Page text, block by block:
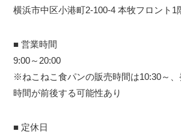
横浜市中区小港町2-100-4 本牧フロント1
■ 営業時間
9:00～20:00
※ねこねこ食パンの販売時間は10:30～
時間が前後する可能性あり
■ 定休日